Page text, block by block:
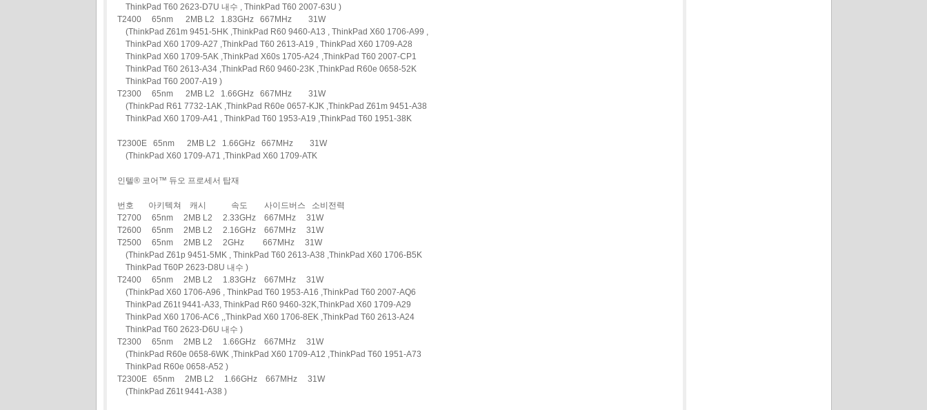
ThinkPad T60 2623-D7U 내수 , ThinkPad T60 2007-63U )
T2400 65nm 2MB L2 1.83GHz 667MHz 31W
(ThinkPad Z61m 9451-5HK ,ThinkPad R60 9460-A13 , ThinkPad X60 1706-A99 ,
ThinkPad X60 1709-A27 ,ThinkPad T60 2613-A19 , ThinkPad X60 1709-A28
ThinkPad X60 1709-5AK ,ThinkPad X60s 1705-A24 ,ThinkPad T60 2007-CP1
ThinkPad T60 2613-A34 ,ThinkPad R60 9460-23K ,ThinkPad R60e 0658-52K
ThinkPad T60 2007-A19 )
T2300 65nm 2MB L2 1.66GHz 667MHz 31W
(ThinkPad R61 7732-1AK ,ThinkPad R60e 0657-KJK ,ThinkPad Z61m 9451-A38
ThinkPad X60 1709-A41 , ThinkPad T60 1953-A19 ,ThinkPad T60 1951-38K
T2300E 65nm 2MB L2 1.66GHz 667MHz 31W
(ThinkPad X60 1709-A71 ,ThinkPad X60 1709-ATK
인텔® 코어™ 듀오 프로세서 탑재
번호 아키텍쳐 캐시 속도 사이드버스 소비전력
T2700 65nm 2MB L2 2.33GHz 667MHz 31W
T2600 65nm 2MB L2 2.16GHz 667MHz 31W
T2500 65nm 2MB L2 2GHz 667MHz 31W
(ThinkPad Z61p 9451-5MK , ThinkPad T60 2613-A38 ,ThinkPad X60 1706-B5K
ThinkPad T60P 2623-D8U 내수 )
T2400 65nm 2MB L2 1.83GHz 667MHz 31W
(ThinkPad X60 1706-A96 , ThinkPad T60 1953-A16 ,ThinkPad T60 2007-AQ6
ThinkPad Z61t 9441-A33, ThinkPad R60 9460-32K,ThinkPad X60 1709-A29
ThinkPad X60 1706-AC6 ,,ThinkPad X60 1706-8EK ,ThinkPad T60 2613-A24
ThinkPad T60 2623-D6U 내수 )
T2300 65nm 2MB L2 1.66GHz 667MHz 31W
(ThinkPad R60e 0658-6WK ,ThinkPad X60 1709-A12 ,ThinkPad T60 1951-A73
ThinkPad R60e 0658-A52 )
T2300E 65nm 2MB L2 1.66GHz 667MHz 31W
(ThinkPad Z61t 9441-A38 )